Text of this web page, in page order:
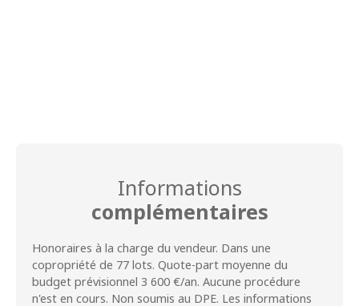
Informations
complémentaires
Honoraires à la charge du vendeur. Dans une
copropriété de 77 lots. Quote-part moyenne du
budget prévisionnel 3 600 €/an. Aucune procédure
n'est en cours. Non soumis au DPE. Les informations